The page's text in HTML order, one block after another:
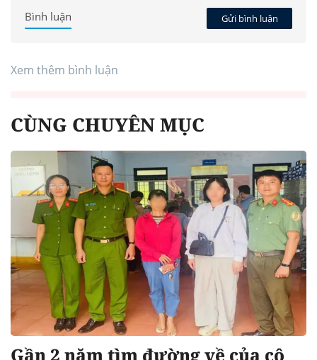
Gửi bình luận
Bình luận
Xem thêm bình luận
CÙNG CHUYÊN MỤC
Gần 2 năm tìm đường về của cô